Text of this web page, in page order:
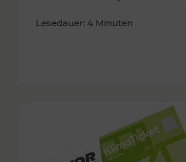
Lesedauer: 4 Minuten